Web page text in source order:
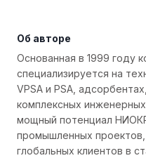
Об авторе
Основанная в 1999 году
специализируется на
VPSA и PSA,
комплексных
мощный потенциал
промышленных
глобальных клиентов в